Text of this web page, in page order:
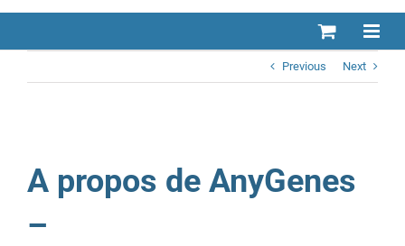
Previous Next
A propos de AnyGenes
–